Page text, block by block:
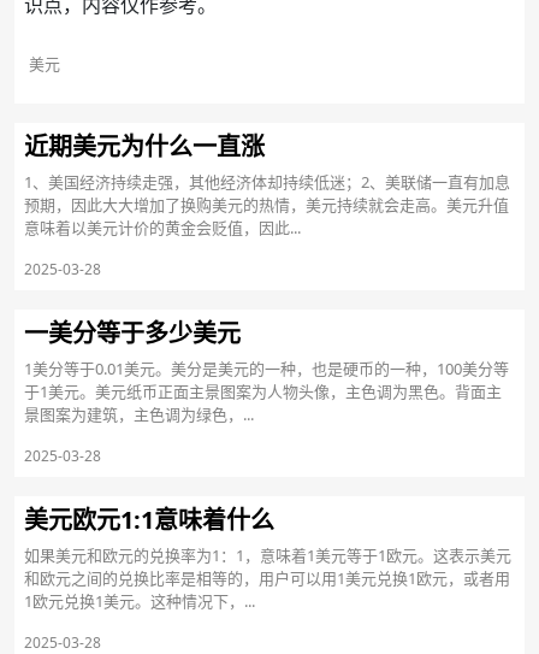
美元
近期美元为什么一直涨
1、美国经济持续走强，其他经济体却持续低迷；2、美联储一直有加息
预期，因此大大增加了换购美元的热情，美元持续就会走高。美元升值
意味着以美元计价的黄金会贬值，因此...
2025-03-28
一美分等于多少美元
1美分等于0.01美元。美分是美元的一种，也是硬币的一种，100美分等
于1美元。美元纸币正面主景图案为人物头像，主色调为黑色。背面主
景图案为建筑，主色调为绿色，...
2025-03-28
美元欧元1:1意味着什么
如果美元和欧元的兑换率为1：1，意味着1美元等于1欧元。这表示美元
和欧元之间的兑换比率是相等的，用户可以用1美元兑换1欧元，或者用
1欧元兑换1美元。这种情况下，...
2025-03-28